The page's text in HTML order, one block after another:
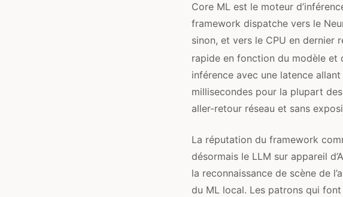
Core ML est le moteur
framework dispatche vers le
sinon, et vers le CPU en dernier
rapide en fonction du modèle et
inférence avec une latence
millisecondes pour la plupart
aller-retour réseau et sans
La réputation du framework
désormais le LLM sur appareil
la reconnaissance de scène de
du ML local. Les patrons qui font